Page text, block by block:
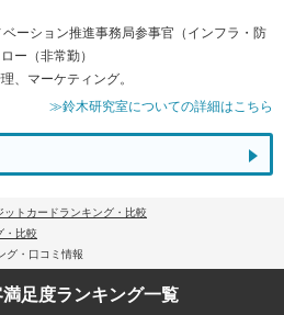
ーション推進事務局参事官（インフラ・防
ー（非常勤）
、マーケティング。
≫鈴木研究室についての詳細はこちら
ットカードランキング・比較
・比較
グ・口コミ情報
足度ランキング一覧